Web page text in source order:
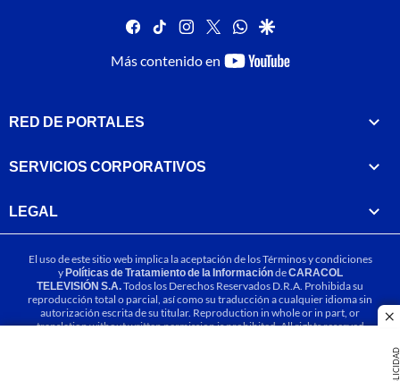
facebook
tiktok instagram
twitterwhatsapp
google
Más contenido en
youtube-
RED DE PORTALES
SERVICIOS CORPORATIVOS
LEGAL
El uso de este sitio web implica la aceptación de losTérminos y condiciones
yPolíticas de Tratamiento de la InformacióndeCARACOL
TELEVISIÓN S.A.Todos los Derechos Reservados D.R.A. Prohibida su
reproducción total o parcial, así como su traducción a cualquier idioma sin
autorización escrita de su titular. Reproduction in whole or in part, or
translation without written permission is prohibited. All rights reserved